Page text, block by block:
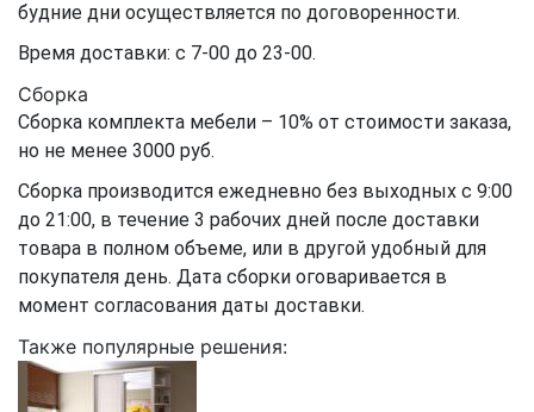
будние дни осуществляется по договоренности.
Время доставки: с 7-00 до 23-00.
Сборка
Сборка комплекта мебели – 10% от стоимости заказа,
но не менее 3000 руб.
Сборка производится ежедневно без выходных с 9:00
до 21:00, в течение 3 рабочих дней после доставки
товара в полном объеме, или в другой удобный для
покупателя день. Дата сборки оговаривается в
момент согласования даты доставки.
Также популярные решения: